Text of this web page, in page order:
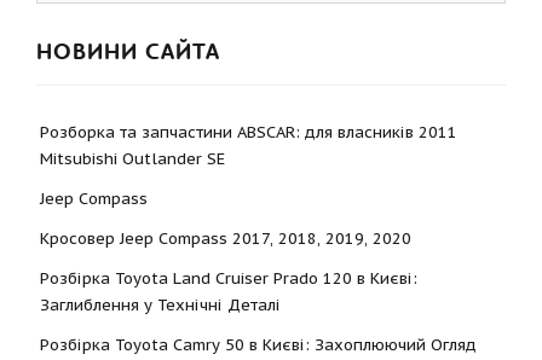
НОВИНИ САЙТА
Розборка та запчастини ABSCAR: для власників 2011
Mitsubishi Outlander SE
Jeep Compass
Кросовер Jeep Compass 2017, 2018, 2019, 2020
Розбірка Toyota Land Cruiser Prado 120 в Києві:
Заглиблення у Технічні Деталі
Розбірка Toyota Camry 50 в Києві: Захоплюючий Огляд